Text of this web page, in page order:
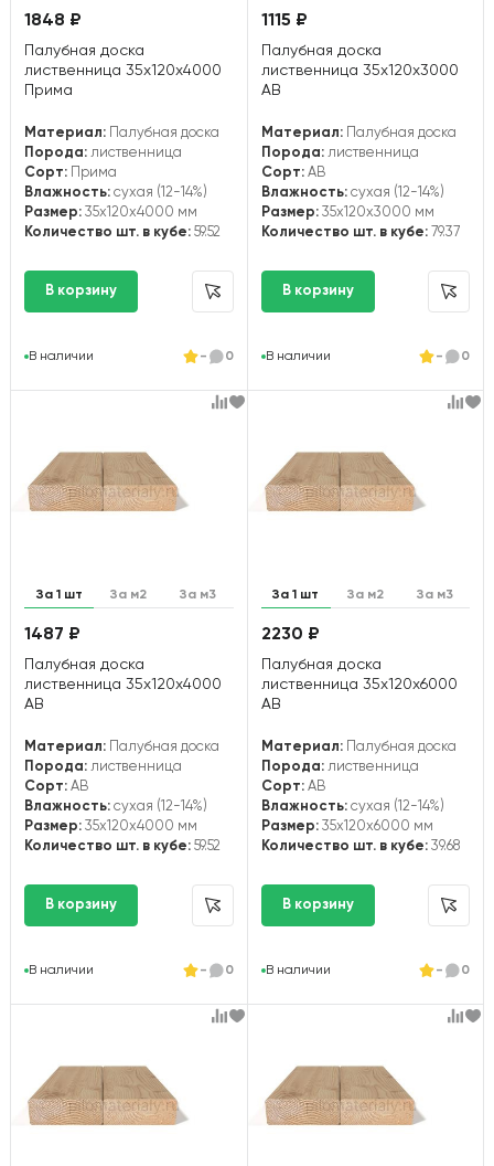
1848 ₽
Палубная доска
лиственница 35х120х4000
Прима
Материал: Палубная доска
Порода: лиственница
Сорт: Прима
Влажность: сухая (12-14%)
Размер: 35x120x4000 мм
Количество шт. в кубе: 59.52
В наличии - 0
1115 ₽
Палубная доска
лиственница 35х120х3000
АВ
Материал:Палубная доска
Порода:лиственница
Сорт:АВ
Влажность:сухая (12-14%)
Размер:35x120x3000 мм
Количество шт. в кубе:79.37
В наличии - 0
За 1 шт За м2 За м3
1487 ₽
Палубная доска
лиственница 35х120х4000
АВ
Материал: Палубная доска
Порода: лиственница
Сорт: АВ
Влажность: сухая (12-14%)
Размер: 35x120x4000 мм
Количество шт. в кубе: 59.52
В наличии - 0
За 1 шт За м2 За м3
2230 ₽
Палубная доска
лиственница 35х120х6000
АВ
Материал:Палубная доска
Порода:лиственница
Сорт:АВ
Влажность:сухая (12-14%)
Размер:35x120x6000 мм
Количество шт. в кубе:39.68
В наличии - 0